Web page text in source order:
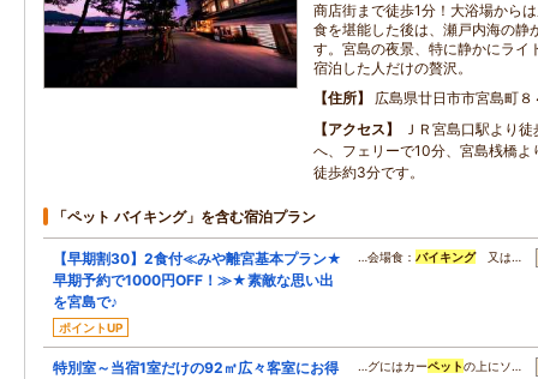
商店街まで徒歩1分！大浴場から
食を堪能した後は、瀬戸内海の静
す。宮島の夜景、特に静かにライ
宿泊した人だけの贅沢。
住所
広島県廿日市市宮島町８
アクセス
ＪＲ宮島口駅より
へ、フェリーで10分、宮島桟橋よ
徒歩約3分です。
「ペット バイキング」を含む宿泊プラン
【早期割30】2食付≪みや離宮基本プラン★
早期予約で1000円OFF！≫★素敵な思い出
を宮島で♪
ポイントUP
…会場食： バイキング又は…
特別室～当宿1室だけの92㎡広々客室にお得
…グにはカーペットの上にソ…